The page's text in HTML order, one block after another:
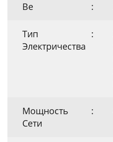
Ве :
Тип
Электричества
:
Мощность
Сети
: